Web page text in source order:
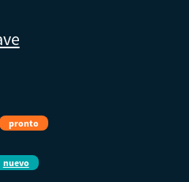
pronto
nuevo
de cooperativas que promueve y